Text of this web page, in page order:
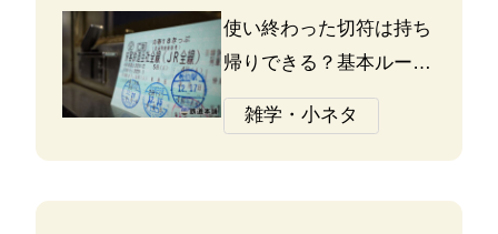
使い終わった切符は持ち
帰りできる？基本ルール
と注意点
雑学・小ネタ